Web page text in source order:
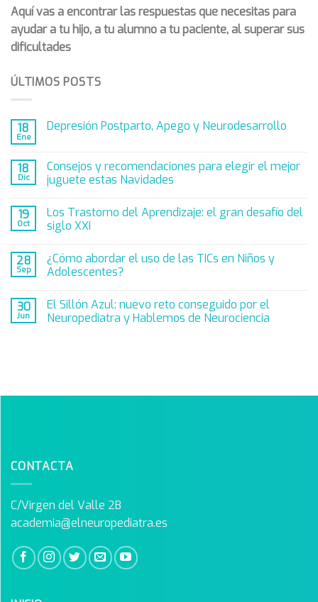
Aquí vas a encontrar las respuestas que necesitas para
ayudar a tu hijo, a tu alumno a tu paciente, al superar sus
dificultades
ÚLTIMOS POSTS
18
Ene
Depresión Postparto, Apego y Neurodesarrollo
18
Dic
Consejos y recomendaciones para elegir el mejor
juguete estas Navidades
19
Oct
Los Trastorno del Aprendizaje: el gran desafío del
siglo XXI
28
Sep
¿Cómo abordar el uso de las TICs en Niños y
Adolescentes?
30
Jun
El Sillón Azul: nuevo reto conseguido por el
Neuropediatra y Hablemos de Neurociencia
CONTACTA
C/Virgen del Valle 2B
academia@elneuropediatra.es